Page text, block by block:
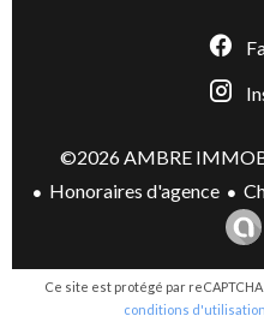
©2026 AMBRE
Honoraires d'agence
Ce site est protégé par
conditions d'utilisation